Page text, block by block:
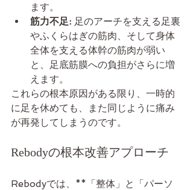
ます。
筋力不足: 足のアーチを支える足裏
やふくらはぎの筋肉、そして身体
全体を支える体幹の筋肉が弱い
と、足底筋膜への負担がさらに増
えます。
これらの根本原因がある限り、一時的
に足を休めても、また同じように痛み
が再発してしまうのです。
Rebodyの根本改善アプローチ
Rebodyでは、**「整体」と「パーソ